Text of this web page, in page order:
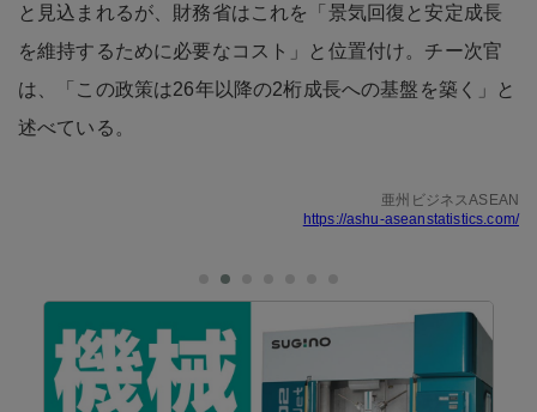
と見込まれるが、財務省はこれを「景気回復と安定成長
を維持するために必要なコスト」と位置付け。チー次官
は、「この政策は26年以降の2桁成長への基盤を築く」と
述べている。
亜州ビジネスASEAN
https://ashu-aseanstatistics.com/